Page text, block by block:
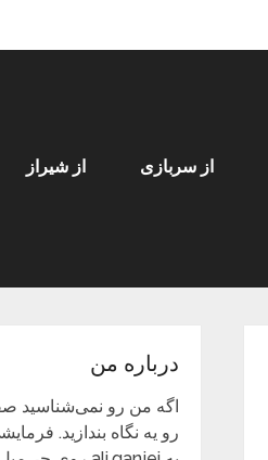
از سربازی از شیراز
درباره من
اگه من رو نمی‌شناسید
رو یه نگاه بندازید.